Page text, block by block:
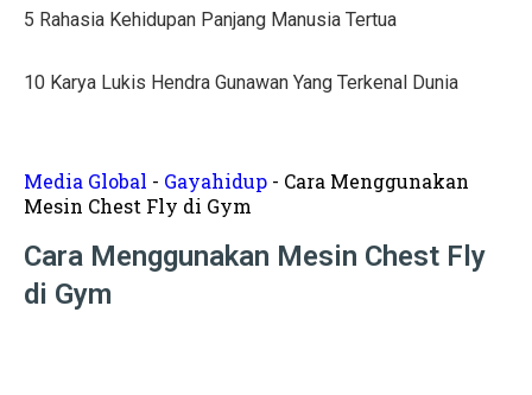
Harga Kusen UPVC vs Aluminium, Ketahui
Tanda-Tanda Kanker Payudara yang Sering Diabaikan
Tren Rumah Scandinavian: Ciri Khas dan Aturan Desain
Anti Ribet, Gaya Hias Dinding Modern dari Stik Es
Idaman! 10 Desain Wajib untuk Rumah Sempit
5 Rahasia Kehidupan Panjang Manusia Tertua
10 Karya Lukis Hendra Gunawan Yang Terkenal Dunia
Media Global - Gayahidup - Cara Menggunakan
Mesin Chest Fly di Gym
Cara Menggunakan Mesin Chest Fly
di Gym